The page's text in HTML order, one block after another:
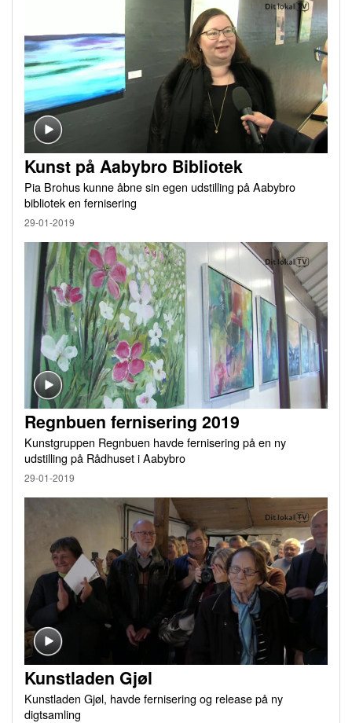
Kunst på Aabybro Bibliotek
Pia Brohus kunne åbne sin egen udstilling på Aabybro
bibliotek en fernisering
29-01-2019
Regnbuen fernisering 2019
Kunstgruppen Regnbuen havde fernisering på en ny
udstilling på Rådhuset i Aabybro
29-01-2019
Kunstladen Gjøl
Kunstladen Gjøl, havde fernisering og release på ny
digtsamling